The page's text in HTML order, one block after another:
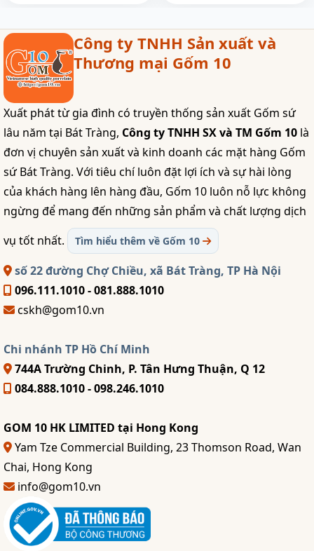
Công ty TNHH Sản xuất và
Thương mại Gốm 10
Xuất phát từ gia đình có truyền thống sản xuất Gốm sứ
lâu năm tại Bát Tràng, Công ty TNHH SX và TM Gốm 10 là
đơn vị chuyên sản xuất và kinh doanh các mặt hàng Gốm
sứ Bát Tràng. Với tiêu chí luôn đặt lợi ích và sự hài lòng
của khách hàng lên hàng đầu, Gốm 10 luôn nỗ lực không
ngừng để mang đến những sản phẩm và chất lượng dịch
vụ tốt nhất.
Tìm hiểu thêm về Gốm 10
số 22 đường Chợ Chiều, xã Bát Tràng, TP Hà Nội
096.111.1010 - 081.888.1010
cskh@gom10.vn
Chi nhánh TP Hồ Chí Minh
744A Trường Chinh, P. Tân Hưng Thuận, Q 12
084.888.1010 - 098.246.1010
GOM 10 HK LIMITED tại Hong Kong
Yam Tze Commercial Building, 23 Thomson Road, Wan
Chai, Hong Kong
info@gom10.vn